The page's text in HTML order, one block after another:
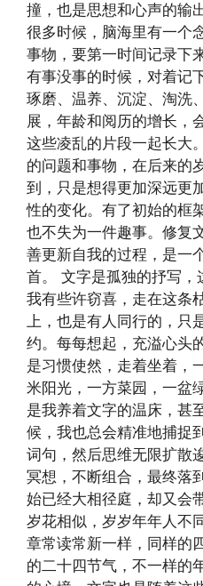
撞，也是思想和心声的输
很多时候，脑海里有一个
事物，要第一时间记录下
有事没事的时候，对着记
琢磨、温养、沉淀、淘洗
展，年龄和阅历的增长，
这些凌乱的片段一起长大
的问题和事物，在后来的
到，只是想得更加深远更
性的变化。有了初始的框
也不失为一件趣事。修复
善更新自我的过程，是一
首。 文字是孤独的抒写
我有些许窃喜，走在这条
上，也是有人同行的，只
约。每每想起，充溢心头
是习惯使然，走着坐着，
米阳光，一方菜园，一
是我养着文字的温床，甚
候，我也总会精准地捕捉
词句，然后思维无限扩散
冥想，不断组合，最终落
始已经大相径庭，却又会
岁花相似，岁岁年年人不
章常读常新一样，同样的
的二十四节气，不一样的